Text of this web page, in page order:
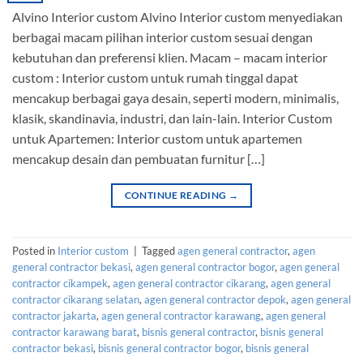
Alvino Interior custom Alvino Interior custom menyediakan
berbagai macam pilihan interior custom sesuai dengan
kebutuhan dan preferensi klien. Macam – macam interior
custom : Interior custom untuk rumah tinggal dapat
mencakup berbagai gaya desain, seperti modern, minimalis,
klasik, skandinavia, industri, dan lain-lain. Interior Custom
untuk Apartemen: Interior custom untuk apartemen
mencakup desain dan pembuatan furnitur […]
CONTINUE READING →
Posted in Interior custom Taggedagen general contractor, agen
general contractor bekasi, agen general contractor bogor, agen general
contractor cikampek, agen general contractor cikarang, agen general
contractor cikarang selatan, agen general contractor depok, agen general
contractor jakarta, agen general contractor karawang, agen general
contractor karawang barat, bisnis general contractor, bisnis general
contractor bekasi, bisnis general contractor bogor, bisnis general